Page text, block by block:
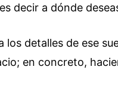
decir a dónde
los detalles de ese
en concreto,